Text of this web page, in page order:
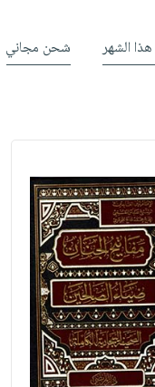
هذا الشهر شحن مجاني